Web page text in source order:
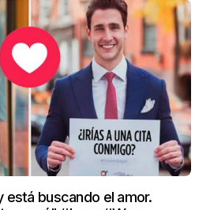
está buscando el amor.